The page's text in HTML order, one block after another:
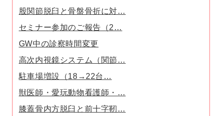
股関節脱臼と骨盤骨折に対…
セミナー参加のご報告（2…
GW中の診察時間変更
高次内視鏡システム（関節…
駐車場増設（18→22台…
獣医師・愛玩動物看護師・…
膝蓋骨内方脱臼と前十字靭…